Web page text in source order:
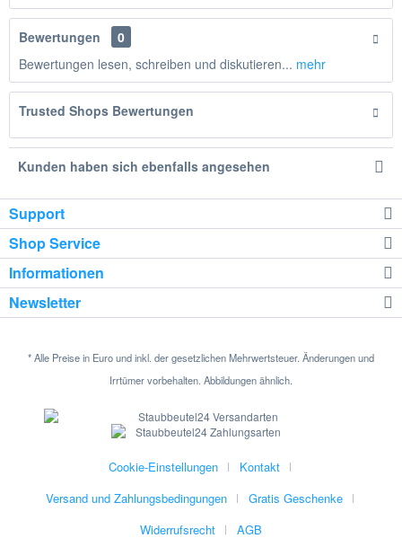
Bewertungen
0
Bewertungen lesen, schreiben und diskutieren... mehr
Trusted Shops Bewertungen
Kunden haben sich ebenfalls angesehen
Support
Shop Service
Informationen
Newsletter
* Alle Preise in Euro und inkl. der gesetzlichen Mehrwertsteuer. Änderungen und
Irrtümer vorbehalten. Abbildungen ähnlich.
Cookie-Einstellungen
Kontakt
Versand und Zahlungsbedingungen
Gratis Geschenke
Widerrufsrecht
AGB